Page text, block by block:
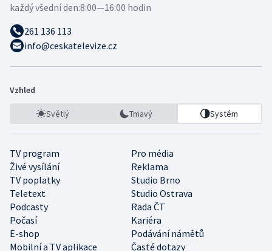
každý všední den:8:00—16:00 hodin
261 136 113
info@ceskatelevize.cz
Vzhled
Světlý Tmavý Systém
TV program
Pro média
Živé vysílání
Reklama
TV poplatky
Studio Brno
Teletext
Studio Ostrava
Podcasty
Rada ČT
Počasí
Kariéra
E-shop
Podávání námětů
Mobilní a TV aplikace
Časté dotazy